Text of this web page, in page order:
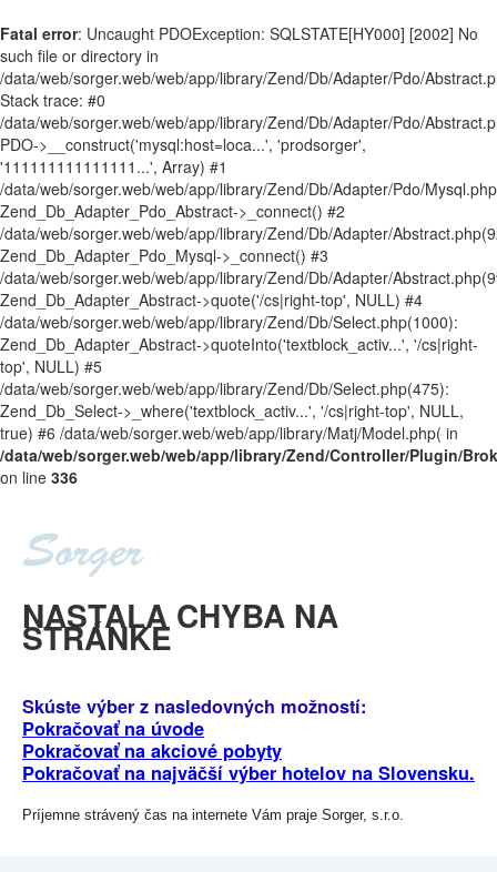
Fatal error: Uncaught PDOException: SQLSTATE[HY000] [2002] No
such file or directory in
/data/web/sorger.web/web/app/library/Zend/Db/Adapter/Pdo/
Stack trace: #0
/data/web/sorger.web/web/app/library/Zend/Db/Adapter/Pdo/
PDO->__construct('mysql:host=loca...', 'prodsorger',
'111111111111111...', Array) #1
/data/web/sorger.web/web/app/library/Zend/Db/Adapter/Pdo/
Zend_Db_Adapter_Pdo_Abstract->_connect() #2
/data/web/sorger.web/web/app/library/Zend/Db/Adapter/
Zend_Db_Adapter_Pdo_Mysql->_connect() #3
/data/web/sorger.web/web/app/library/Zend/Db/Adapter/
Zend_Db_Adapter_Abstract->quote('/cs|right-top', NULL) #4
/data/web/sorger.web/web/app/library/Zend/Db/Select.php(1000):
Zend_Db_Adapter_Abstract->quoteInto('textblock_activ...', '/cs|right-
top', NULL) #5
/data/web/sorger.web/web/app/library/Zend/Db/Select.php(475):
Zend_Db_Select->_where('textblock_activ...', '/cs|right-top', NULL,
true) #6 /data/web/sorger.web/web/app/library/Matj/Model.php( in
/data/web/sorger.web/web/app/library/Zend/Controller/Plugin/
on line 336
NASTALA CHYBA NA
STRÁNKE
Skúste výber z nasledovných možností:
Pokračovať na úvode
Pokračovať na akciové pobyty
Pokračovať na najväčší výber hotelov na Slovensku.
Príjemne strávený čas na internete Vám praje Sorger, s.r.o.